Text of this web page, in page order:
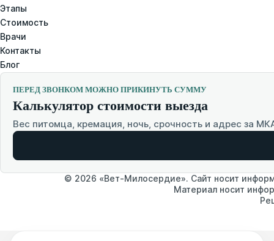
Этапы
Стоимость
Врачи
Контакты
Блог
ПЕРЕД ЗВОНКОМ МОЖНО ПРИКИНУТЬ СУММУ
Калькулятор стоимости выезда
Вес питомца, кремация, ночь, срочность и адрес за
© 2026 «Вет-Милосердие». Сайт носит
Материал носит